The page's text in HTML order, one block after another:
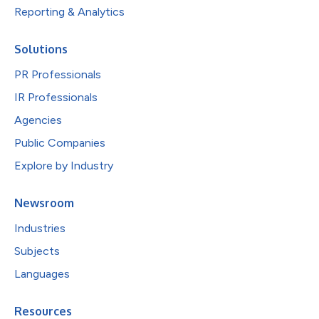
Reporting & Analytics
Solutions
PR Professionals
IR Professionals
Agencies
Public Companies
Explore by Industry
Newsroom
Industries
Subjects
Languages
Resources